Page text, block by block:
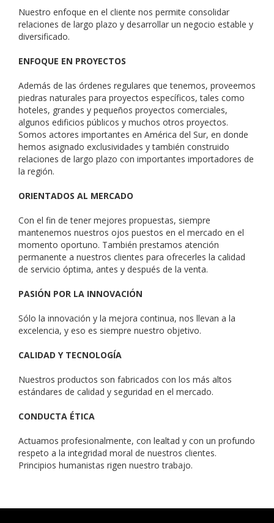
Nuestro enfoque en el cliente nos permite consolidar
relaciones de largo plazo y desarrollar un negocio estable y
diversificado.
ENFOQUE EN PROYECTOS
Además de las órdenes regulares que tenemos, proveemos
piedras naturales para proyectos específicos, tales como
hoteles, grandes y pequeños proyectos comerciales,
algunos edificios públicos y muchos otros proyectos.
Somos actores importantes en América del Sur, en donde
hemos asignado exclusividades y también construido
relaciones de largo plazo con importantes importadores de
la región.
ORIENTADOS AL MERCADO
Con el fin de tener mejores propuestas, siempre
mantenemos nuestros ojos puestos en el mercado en el
momento oportuno. También prestamos atención
permanente a nuestros clientes para ofrecerles la calidad
de servicio óptima, antes y después de la venta.
PASIÓN POR LA INNOVACIÓN
Sólo la innovación y la mejora continua, nos llevan a la
excelencia, y eso es siempre nuestro objetivo.
CALIDAD Y TECNOLOGÍA
Nuestros productos son fabricados con los más altos
estándares de calidad y seguridad en el mercado.
CONDUCTA ÉTICA
Actuamos profesionalmente, con lealtad y con un profundo
respeto a la integridad moral de nuestros clientes.
Principios humanistas rigen nuestro trabajo.